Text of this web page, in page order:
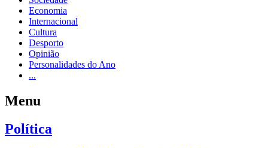
Economia
Internacional
Cultura
Desporto
Opinião
Personalidades do Ano
...
Menu
Política